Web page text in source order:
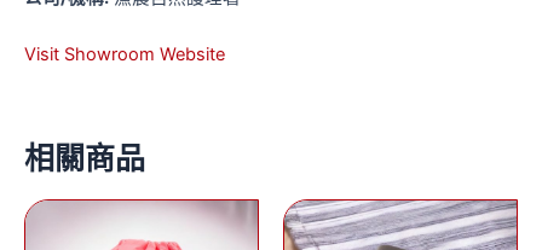
Visit Showroom Website
相關商品